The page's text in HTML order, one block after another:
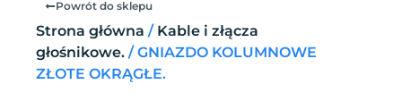
Powrót do sklepu
Strona główna / Kable i złącza
głośnikowe. / GNIAZDO KOLUMNOWE
ZŁOTE OKRĄGŁE.